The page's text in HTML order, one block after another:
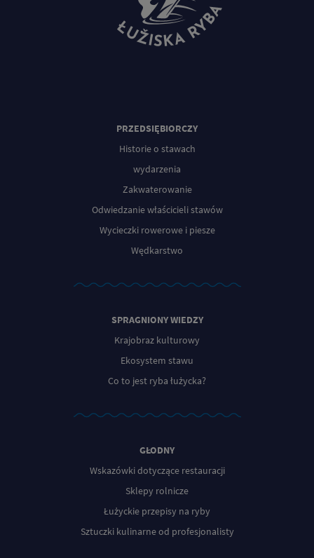
PRZEDSIĘBIORCZY
Historie o stawach
wydarzenia
Zakwaterowanie
Odwiedzanie właścicieli stawów
Wycieczki rowerowe i piesze
Wędkarstwo
SPRAGNIONY WIEDZY
Krajobraz kulturowy
Ekosystem stawu
Co to jest ryba łużycka?
GŁODNY
Wskazówki dotyczące restauracji
Sklepy rolnicze
Łużyckie przepisy na ryby
Sztuczki kulinarne od profesjonalisty